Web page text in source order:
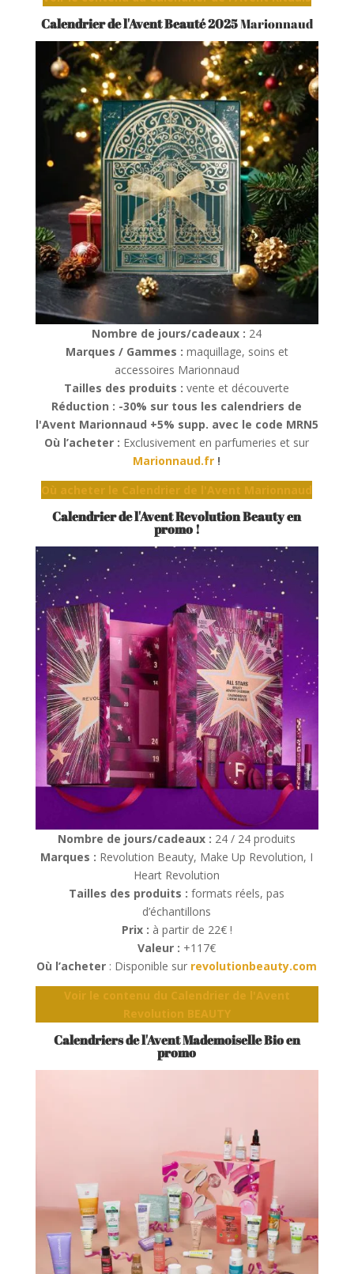
Calendrier de l'Avent Beauté 2025Marionnaud
Nombre de jours/cadeaux : 24
Marques / Gammes : maquillage, soins et
accessoires Marionnaud
Tailles des produits :vente et découverte
Réduction : -30% sur tous les calendriers de
l'Avent Marionnaud +5% supp. avec le code MRN5
Où l’acheter : Exclusivement en parfumeries et sur
Marionnaud.fr !
Où acheter le Calendrier de l'Avent Marionnaud
Calendrier de l'Avent Revolution Beauty en
promo !
Nombre de jours/cadeaux : 24 / 24 produits
Marques : Revolution Beauty, Make Up Revolution, I
Heart Revolution
Tailles des produits :formats réels, pas
d’échantillons
Prix : à partir de 22€ !
Valeur : +117€
Où l’acheter : Disponible sur revolutionbeauty.com
Voir le contenu du Calendrier de l'Avent
Revolution BEAUTY
Calendriers de l'Avent Mademoiselle Bio en
promo